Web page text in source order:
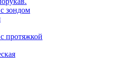
зондом
протяжкой